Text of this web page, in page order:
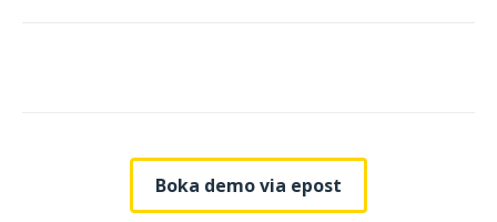
Boka demo via epost